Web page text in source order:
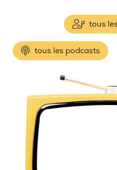
tous
tous les podcasts